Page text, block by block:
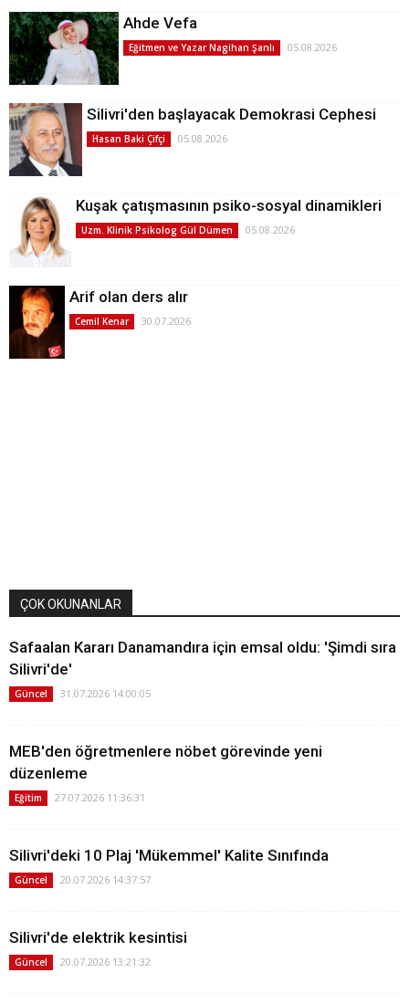
Ahde Vefa
Eğitmen ve Yazar Nagihan Şanlı 05.08.2026
Silivri'den başlayacak Demokrasi Cephesi
Hasan Baki Çifçi 05.08.2026
Kuşak çatışmasının psiko-sosyal dinamikleri
Uzm. Klinik Psikolog Gül Dümen 05.08.2026
Arif olan ders alır
Cemil Kenar 30.07.2026
ÇOK OKUNANLAR
Safaalan Kararı Danamandıra için emsal oldu: 'Şimdi sıra
Silivri'de'
Güncel 31.07.2026 14:00:05
MEB'den öğretmenlere nöbet görevinde yeni
düzenleme
Eğitim 27.07.2026 11:36:31
Silivri'deki 10 Plaj 'Mükemmel' Kalite Sınıfında
Güncel 20.07.2026 14:37:57
Silivri'de elektrik kesintisi
Güncel 20.07.2026 13:21:32